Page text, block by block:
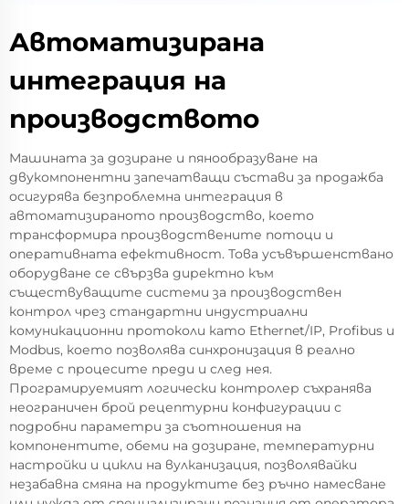
Автоматизирана
интеграция на
производството
Машината за дозиране и пянообразуване на
двукомпонентни запечатващи състави за продажба
осигурява безпроблемна интеграция в
автоматизираното производство, което
трансформира производствените потоци и
оперативната ефективност. Това усъвършенствано
оборудване се свързва директно към
съществуващите системи за производствен
контрол чрез стандартни индустриални
комуникационни протоколи като Ethernet/IP, Profibus и
Modbus, което позволява синхронизация в реално
време с процесите преди и след нея.
Програмируемият логически контролер съхранява
неограничен брой рецептурни конфигурации с
подробни параметри за съотношения на
компонентите, обеми на дозиране, температурни
настройки и цикли на вулканизация, позволявайки
незабавна смяна на продуктите без ръчно намесване